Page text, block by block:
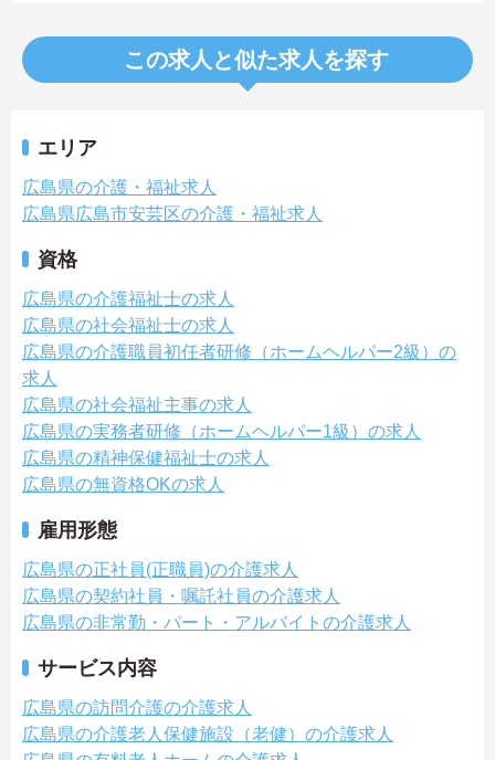
この求人と似た求人を探す
エリア
広島県の介護・福祉求人
広島県広島市安芸区の介護・福祉求人
資格
広島県の介護福祉士の求人
広島県の社会福祉士の求人
広島県の介護職員初任者研修（ホームヘルパー2級）の
求人
広島県の社会福祉主事の求人
広島県の実務者研修（ホームヘルパー1級）の求人
広島県の精神保健福祉士の求人
広島県の無資格OKの求人
雇用形態
広島県の正社員(正職員)の介護求人
広島県の契約社員・嘱託社員の介護求人
広島県の非常勤・パート・アルバイトの介護求人
サービス内容
広島県の訪問介護の介護求人
広島県の介護老人保健施設（老健）の介護求人